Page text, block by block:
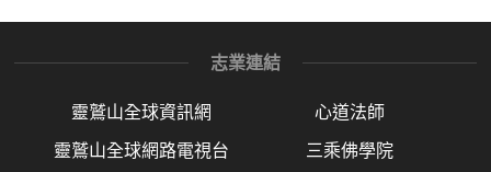
志業連結
靈鷲山全球資訊網 心道法師
靈鷲山全球網路電視台 三乘佛學院